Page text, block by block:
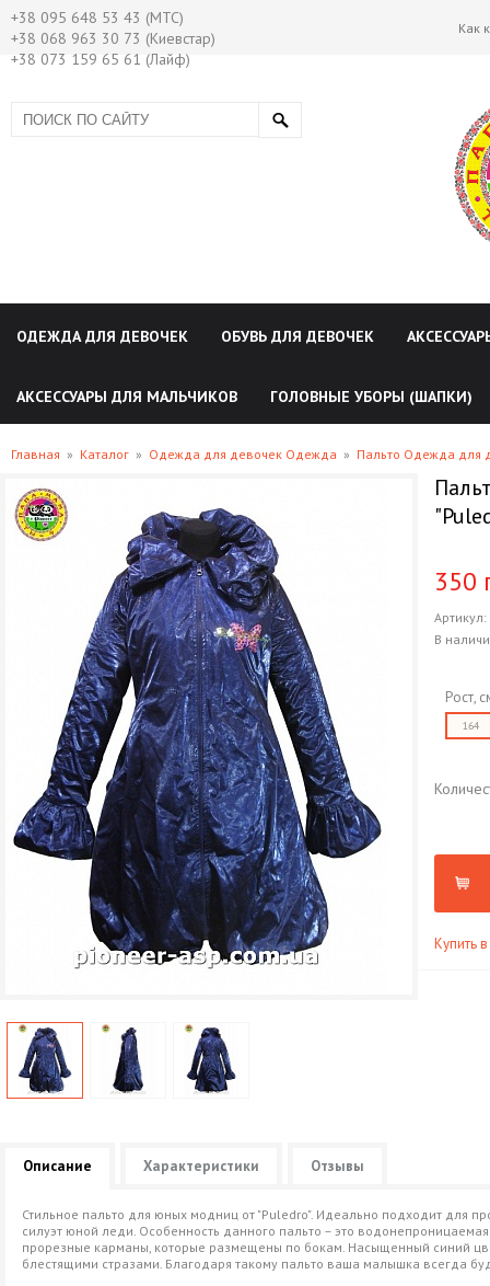
+38 095 648 53 43 (МТС)
+38 068 963 30 73 (Киевстар)
+38 073 159 65 61 (Лайф)
Как
ОДЕЖДА ДЛЯ ДЕВОЧЕК ОБУВЬ ДЛЯ ДЕВОЧЕК
АКСЕССУАРЫ ДЛЯ МАЛЬЧИКОВ ГОЛОВНЫЕ УБОРЫ (ШАПКИ)
Главная » Каталог » Одежда для девочек Одежда » Пальто Одежда для
350
Артикул:
В
Рост,
164
Купить
Описание Характеристики Отзывы
Стильное пальто для юных модниц от "Puledro". Идеально подходит для
силуэт юной леди. Особенность данного пальто – это
прорезные карманы, которые размещены по бокам. Насыщенный синий
блестящими стразами. Благодаря такому пальто ваша малышка всегда